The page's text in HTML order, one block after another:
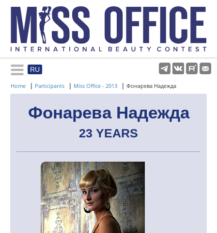
RU
Rules and regulations
About pageant
Participants
Gallery
Home | Participants | Miss Office - 2013 | Фонарева Надежда
Фонарева Надежда
23 YEARS